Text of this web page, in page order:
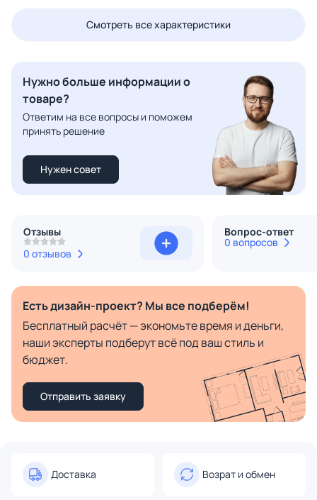
Смотреть все характеристики
Нужно больше информации о
товаре?
Ответим на все вопросы и поможем
принять решение
Нужен совет
Отзывы
0 отзывов
Вопрос-ответ
0 вопросов
Есть дизайн-проект? Мы все подберём!
Бесплатный расчёт — экономьте время и деньги,
наши эксперты подберут всё под ваш стиль и
бюджет.
Отправить заявку
Доставка Возрат и обмен